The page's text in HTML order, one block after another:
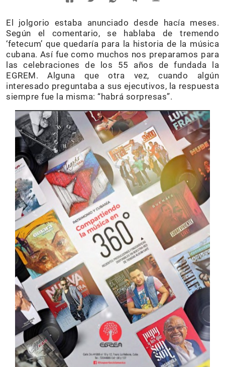
El jolgorio estaba anunciado desde hacía meses.
Según el comentario, se hablaba de tremendo
‘fetecum’ que quedaría para la historia de la música
cubana. Así fue como muchos nos preparamos para
las celebraciones de los 55 años de fundada la
EGREM. Alguna que otra vez, cuando algún
interesado preguntaba a sus ejecutivos, la respuesta
siempre fue la misma: “habrá sorpresas”.